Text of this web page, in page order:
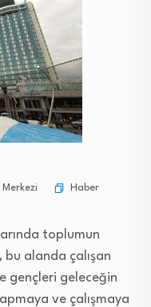
Haber
toplumun
bu alanda çalışan
gençleri geleceğin
ve çalışmaya